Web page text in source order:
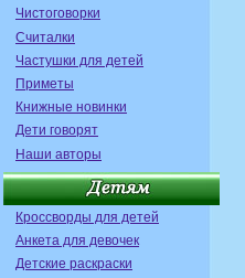
Чистоговорки
Считалки
Частушки для детей
Приметы
Книжные новинки
Дети говорят
Наши авторы
Кроссворды для детей
Анкета для девочек
Детские раскраски